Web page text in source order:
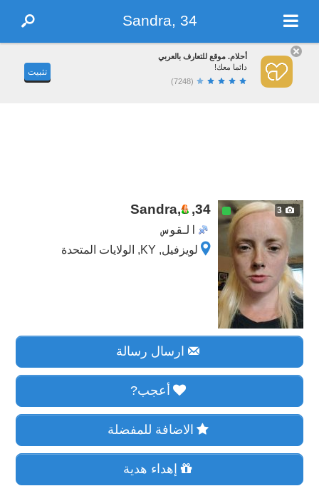
Sandra, 34
أحلام. موقع للتعارف بالعربي
دائما معك!
(7248)
تثبيت
3
Sandra, ,34
القوس
لويزفيل, KY, الولايات المتحدة
ارسال رسالة
أعجب?
الاضافة للمفضلة
إهداء هدية